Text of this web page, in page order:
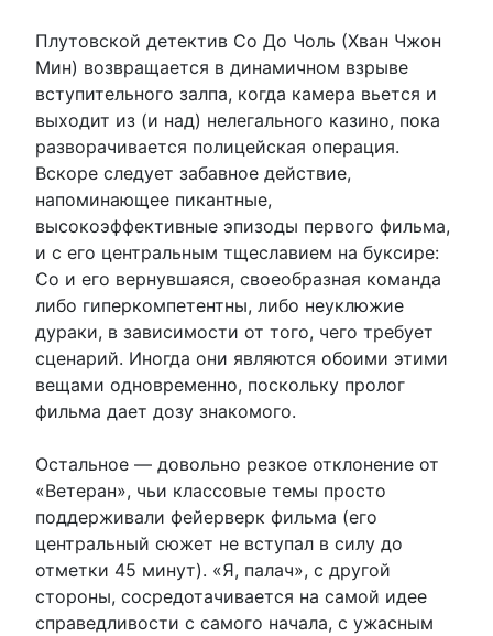
Плутовской детектив Со До Чоль (Хван Чжон
Мин) возвращается в динамичном взрыве
вступительного залпа, когда камера вьется и
выходит из (и над) нелегального казино, пока
разворачивается полицейская операция.
Вскоре следует забавное действие,
напоминающее пикантные,
высокоэффективные эпизоды первого фильма,
и с его центральным тщеславием на буксире:
Со и его вернувшаяся, своеобразная команда
либо гиперкомпетентны, либо неуклюжие
дураки, в зависимости от того, чего требует
сценарий. Иногда они являются обоими этими
вещами одновременно, поскольку пролог
фильма дает дозу знакомого.
Остальное — довольно резкое отклонение от
«Ветеран», чьи классовые темы просто
поддерживали фейерверк фильма (его
центральный сюжет не вступал в силу до
отметки 45 минут). «Я, палач», с другой
стороны, сосредотачивается на самой идее
справедливости с самого начала, с ужасным